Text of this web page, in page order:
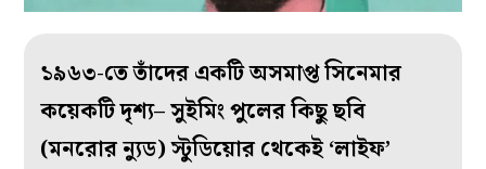
১৯৬৩-তে তাঁদের একটি অসমাপ্ত সিনেমার
কয়েকটি দৃশ্য– সুইমিং পুলের কিছু ছবি
(মনরোর ন্যুড) স্টুডিয়োর থেকেই ‘লাইফ’